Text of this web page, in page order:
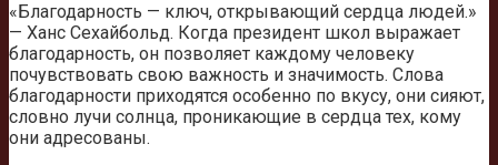
«Благодарность — ключ, открывающий сердца людей.»
— Ханс Сехайбольд. Когда президент школ выражает
благодарность, он позволяет каждому человеку
почувствовать свою важность и значимость. Слова
благодарности приходятся особенно по вкусу, они сияют,
словно лучи солнца, проникающие в сердца тех, кому
они адресованы.